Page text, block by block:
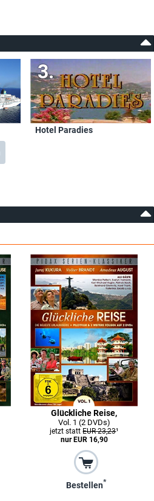
Hotel Paradies
Glückliche Reise,
Vol. 1 (2 DVDs)
jetzt stattEUR 23,23¹
nur EUR 16,90
Bestellen*